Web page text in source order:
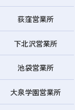
荻窪営業所
下北沢営業所
池袋営業所
大泉学園営業所